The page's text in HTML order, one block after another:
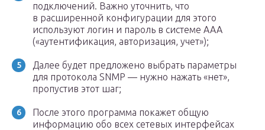
подключений. Важно уточнить, что
в расширенной конфигурации для этого
используют логин и пароль в системе ААА
(«аутентификация, авторизация, учет»);
Далее будет предложено выбрать параметры
для протокола SNMP — нужно нажать «нет»,
пропустив этот шаг;
После этого программа покажет общую
информацию обо всех сетевых интерфейсах